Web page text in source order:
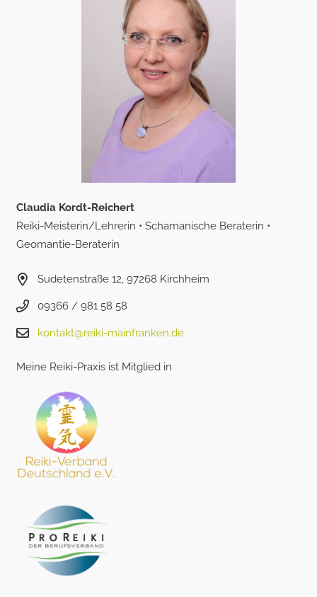
Claudia Kordt-Reichert
Reiki-Meisterin/Lehrerin • Schamanische Beraterin •
Geomantie-Beraterin
Sudetenstraße 12, 97268 Kirchheim
09366 / 981 58 58
kontakt@reiki-mainfranken.de
Meine Reiki-Praxis ist Mitglied in